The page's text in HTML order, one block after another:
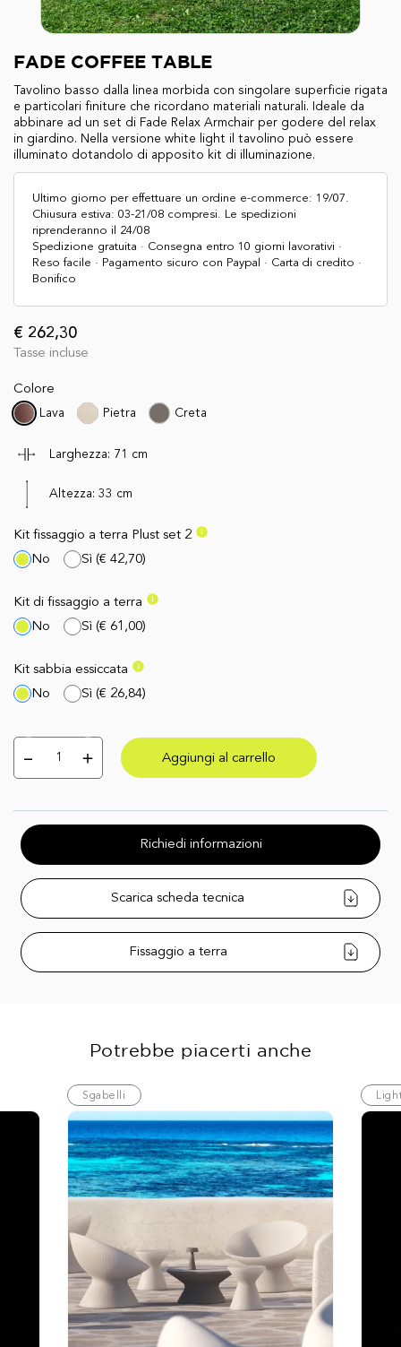
FADE COFFEE TABLE
Tavolino basso dalla linea morbida con singolare superficie rigata
e particolari finiture che ricordano materiali naturali. Ideale da
abbinare ad un set di Fade Relax Armchair per godere del relax
in giardino. Nella versione white light il tavolino può essere
illuminato dotandolo di apposito kit di illuminazione.
Ultimo giorno per effettuare un ordine e-commerce: 19/07.
Chiusura estiva: 03-21/08 compresi. Le spedizioni
riprenderanno il 24/08
Spedizione gratuita · Consegna entro 10 giorni lavorativi ·
Reso facile · Pagamento sicuro con Paypal · Carta di credito ·
Bonifico
€ 262,30
Tasse incluse
Colore
Lava Pietra Creta
Larghezza: 71 cm
Altezza: 33 cm
Kit fissaggio a terra Plust set 2 info
No Sì (€ 42,70)
Kit di fissaggio a terra info
No Sì (€ 61,00)
Kit sabbia essiccata info
No Sì (€ 26,84)
Aggiungi al carrello
Richiedi informazioni
Scarica scheda tecnica
Fissaggio a terra
Potrebbe piacerti anche
Sgabelli